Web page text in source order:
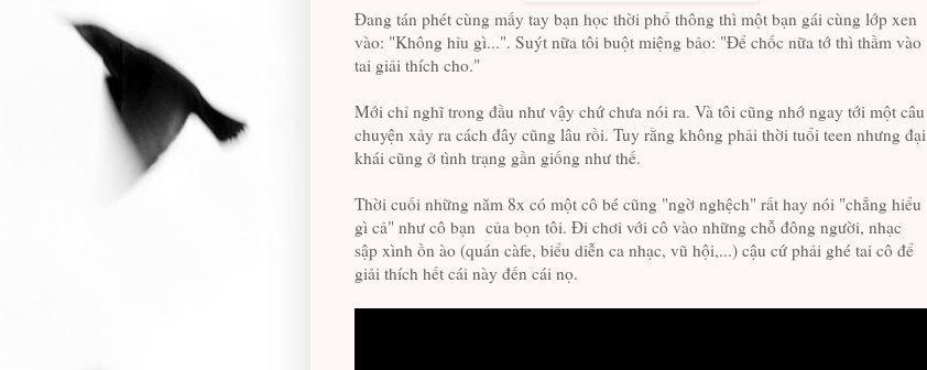
Đang tán phét cùng mấy tay bạn học thời phổ thông thì một bạn gái cùng lớp xen
vào: "Không hỉu gì...". Suýt nữa tôi buột miệng bảo: "Để chốc nữa tớ thì thầm vào
tai giải thích cho."
Mới chỉ nghĩ trong đầu như vậy chứ chưa nói ra. Và tôi cũng nhớ ngay tới một câu
chuyện xảy ra cách đây cũng lâu rồi. Tuy rằng không phải thời tuổi teen nhưng đại
khái cũng ở tình trạng gần giống như thế.
Thời cuối những năm 8x có một cô bé cũng "ngờ nghệch" rất hay nói "chẳng hiểu
gì cả" như cô bạn của bọn tôi. Đi chơi với cô vào những chỗ đông người, nhạc
sập xình ồn ào (quán càfe, biểu diễn ca nhạc, vũ hội,...) cậu cứ phải ghé tai cô để
giải thích hết cái này đến cái nọ.